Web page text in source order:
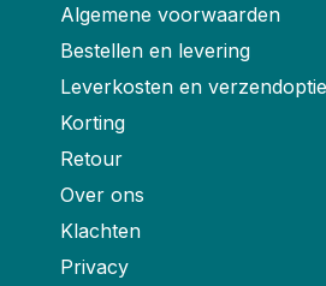
Algemene voorwaarden
Bestellen en levering
Leverkosten en
Korting
Retour
Over ons
Klachten
Privacy